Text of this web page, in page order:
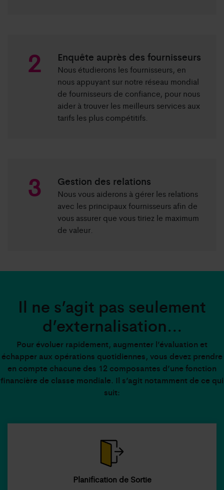
Enquête auprès des fournisseurs
Nous étudierons les fournisseurs, en
nous appuyant sur notre réseau mondial
de fournisseurs de confiance, pour nous
aider à trouver les meilleurs services aux
tarifs les plus compétitifs.
Gestion des relations
Nous vous aiderons à gérer les relations
avec les principaux fournisseurs afin de
vous assurer que vous tiriez le maximum
de valeur.
Il ne s’agit pas seulement
d’externalisation…
Pour évoluer rapidement, augmenter l’évaluation et
échapper aux opérations quotidiennes, vous devez prendre
en compte chacune des 12 composantes d’une fonction
financière de classe mondiale. Il s’agit notamment de ce qui
suit:
Planification de Sortie